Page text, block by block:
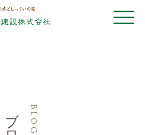
toggle
BLOG